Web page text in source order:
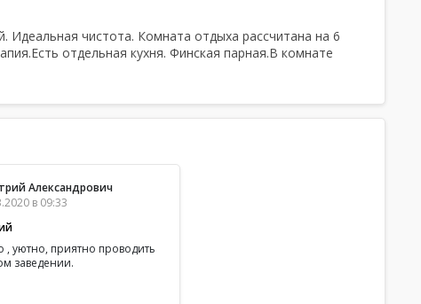
Идеальная чистота. Комната отдыха рассчитана на 6
отдельная кухня. Финская парная.В комнате
Александрович
в 09:33
, уютно, приятно проводить
заведении.